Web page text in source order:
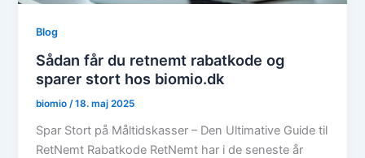
Blog
Sådan får du retnemt rabatkode og
sparer stort hos biomio.dk
biomio /18. maj 2025
Spar Stort på Måltidskasser – Den Ultimative Guide til
RetNemt Rabatkode RetNemt har i de seneste år